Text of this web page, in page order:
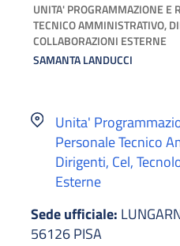
UNITA' PROGRAMMAZIONE E
TECNICO AMMINISTRATIVO,
COLLABORAZIONI ESTERNE
SAMANTA LANDUCCI
Unita'
Personale Tecnico
Dirigenti, Cel,
Esterne
Sede ufficiale:
56126 PISA